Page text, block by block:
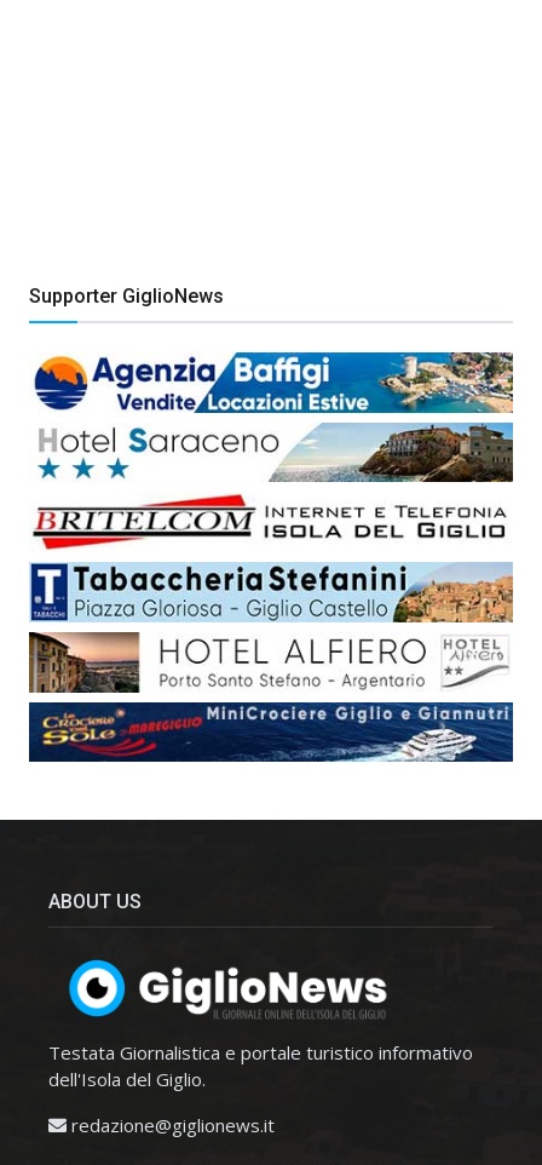
Supporter GiglioNews
ABOUT US
Testata Giornalistica e portale turistico informativo
dell'Isola del Giglio.
redazione@giglionews.it